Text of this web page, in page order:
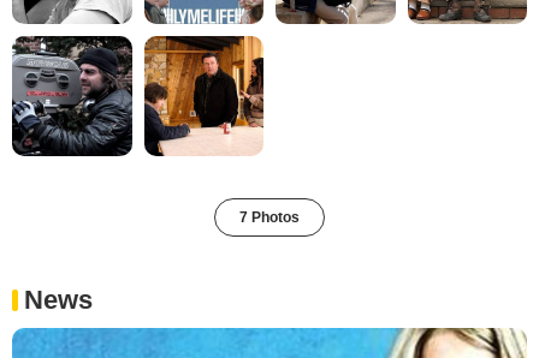
7 Photos
News